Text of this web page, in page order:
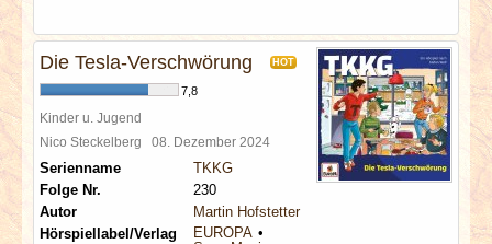
Die Tesla-Verschwörung HOT
7,8
Kinder u. Jugend
Nico Steckelberg 08. Dezember 2024
Serienname
TKKG
Folge Nr.
230
Autor
Martin Hofstetter
Hörspiellabel/Verlag
EUROPA